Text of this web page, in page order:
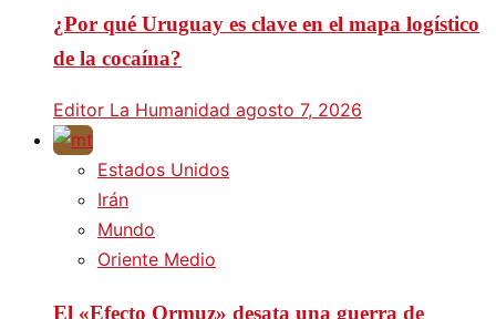
¿Por qué Uruguay es clave en el mapa logístico
de la cocaína?
Editor La Humanidad agosto 7, 2026
Estados Unidos
Irán
Mundo
Oriente Medio
El «Efecto Ormuz» desata una guerra de